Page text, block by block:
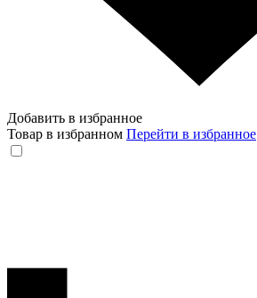
Добавить в избранное
Товар в избранном Перейти в избранное